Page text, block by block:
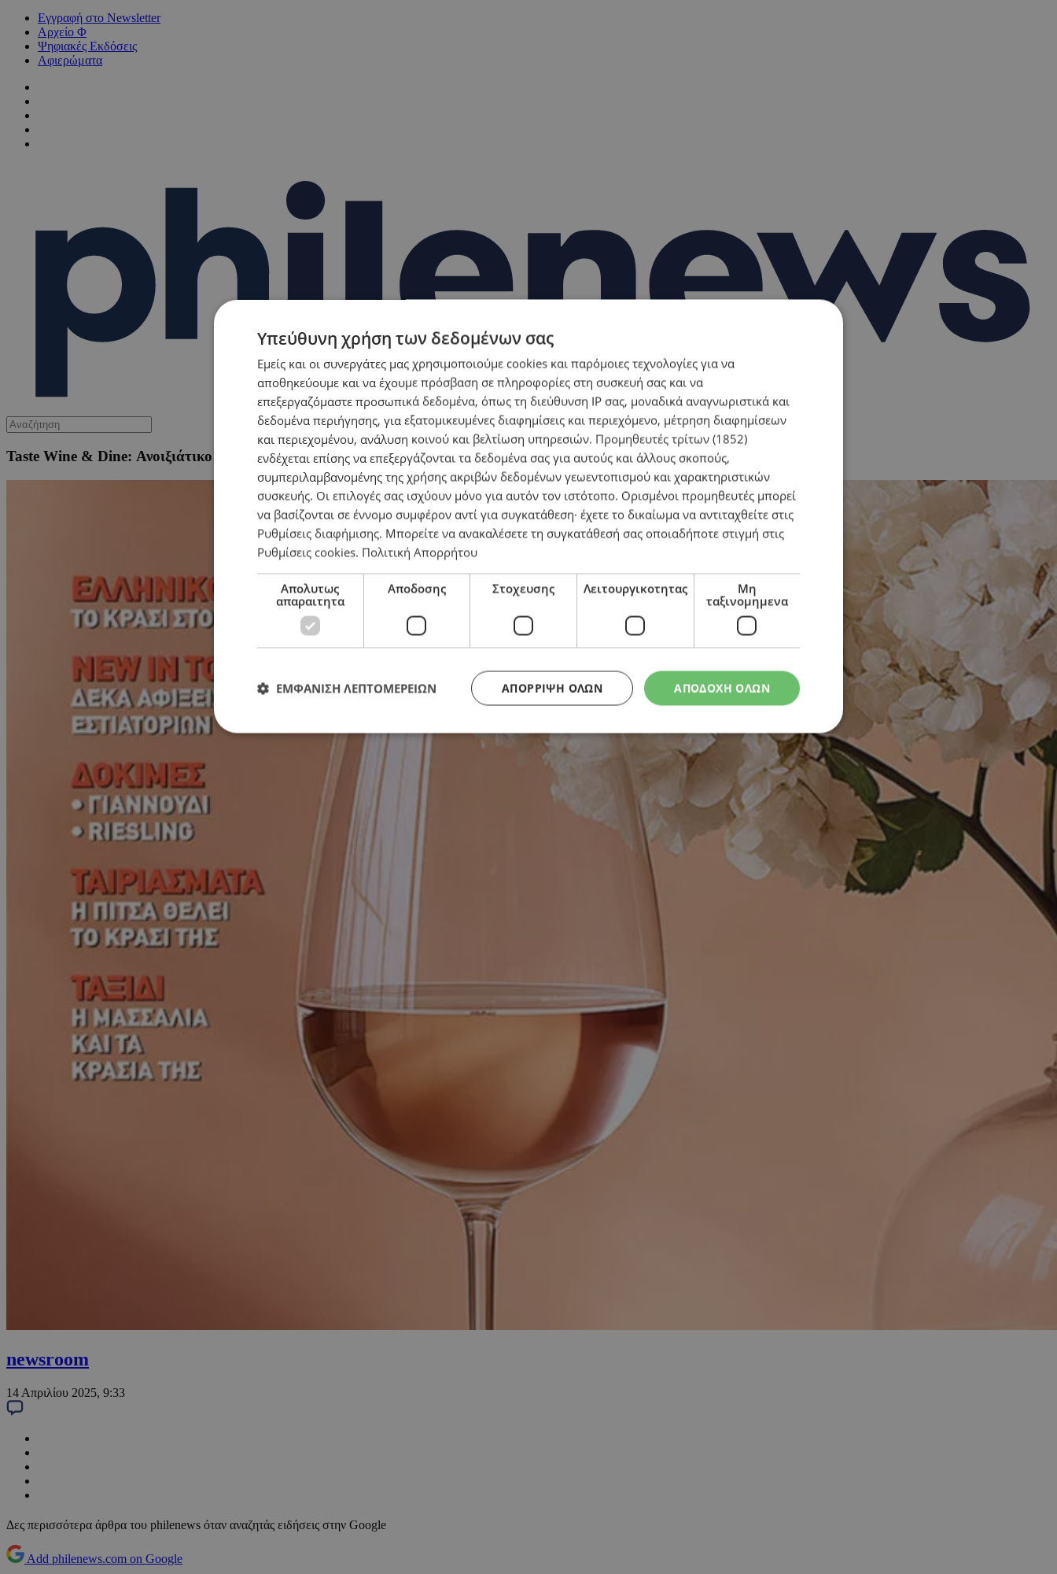
Εγγραφή στο Newsletter
Αρχείο Φ
Ψηφιακές Εκδόσεις
Αφιερώματα
Taste Wine & Dine: Ανοιξιάτικο / Πασχαλινό τεύχος – Ξεφυλλίστε δωρεάν τον απόλυτο digital οδηγό!
newsroom
14 Απριλίου 2025, 9:33
Δες περισσότερα άρθρα του philenews όταν αναζητάς ειδήσεις στην Google
Add philenews.com on Google
Υπεύθυνη χρήση των δεδομένων σας
Εμείς και οι συνεργάτες μας χρησιμοποιούμε cookies και παρόμοιες τεχνολογίες για να
αποθηκεύουμε και να έχουμε πρόσβαση σε πληροφορίες στη συσκευή σας και να
επεξεργαζόμαστε προσωπικά δεδομένα, όπως τη διεύθυνση IP σας, μοναδικά αναγνωριστικά και
δεδομένα περιήγησης, για εξατομικευμένες διαφημίσεις και περιεχόμενο, μέτρηση διαφημίσεων
και περιεχομένου, ανάλυση κοινού και βελτίωση υπηρεσιών. Προμηθευτές τρίτων (1852)
ενδέχεται επίσης να επεξεργάζονται τα δεδομένα σας για αυτούς και άλλους σκοπούς,
συμπεριλαμβανομένης της χρήσης ακριβών δεδομένων γεωεντοπισμού και χαρακτηριστικών
συσκευής. Οι επιλογές σας ισχύουν μόνο για αυτόν τον ιστότοπο. Ορισμένοι προμηθευτές μπορεί
να βασίζονται σε έννομο συμφέρον αντί για συγκατάθεση· έχετε το δικαίωμα να αντιταχθείτε στις
Ρυθμίσεις διαφήμισης. Μπορείτε να ανακαλέσετε τη συγκατάθεσή σας οποιαδήποτε στιγμή στις
Ρυθμίσεις cookies. Πολιτική Απορρήτου
Απολυτως
απαραιτητα
Αποδοσης Στοχευσης Λειτουργικοτητας
Μη
ταξινομημενα
ΑΠΟΔΟΧΗ ΟΛΩΝ
ΑΠΌΡΡΙΨΗ ΌΛΩΝ
ΕΜΦΑΝΙΣΗ ΛΕΠΤΟΜΕΡΕΙΩΝ